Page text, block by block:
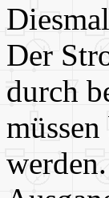
Der
durch